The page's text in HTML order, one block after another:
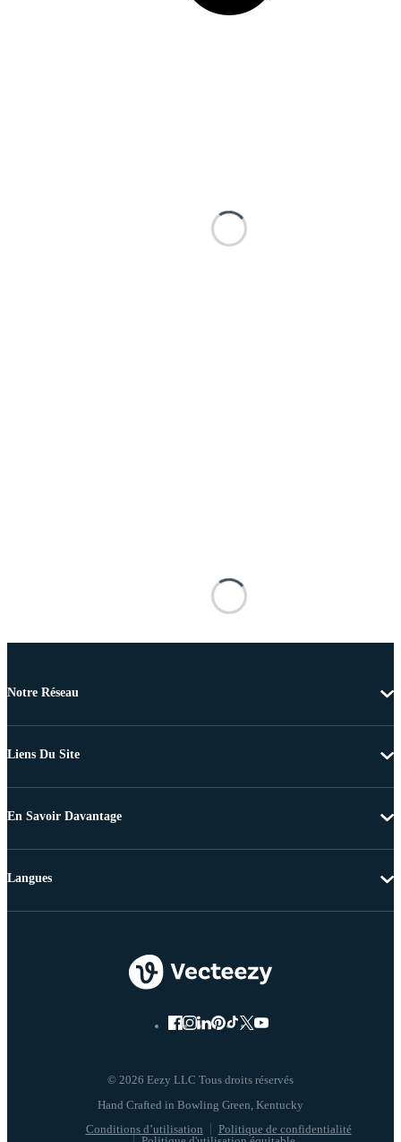
Notre Réseau
Liens Du Site
En Savoir Davantage
© 2026 Eezy LLC Tous droits réservés
Conditions d’utilisation
Politique de confidentialité
Langues